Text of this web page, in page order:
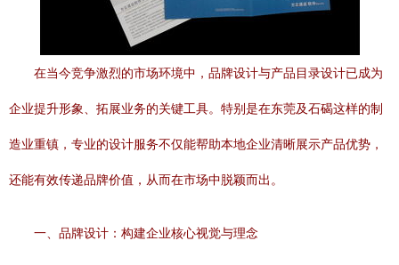
在当今竞争激烈的市场环境中，品牌设计与产品目录设计已成为
企业提升形象、拓展业务的关键工具。特别是在东莞及石碣这样的制
造业重镇，专业的设计服务不仅能帮助本地企业清晰展示产品优势，
还能有效传递品牌价值，从而在市场中脱颖而出。
一、品牌设计：构建企业核心视觉与理念